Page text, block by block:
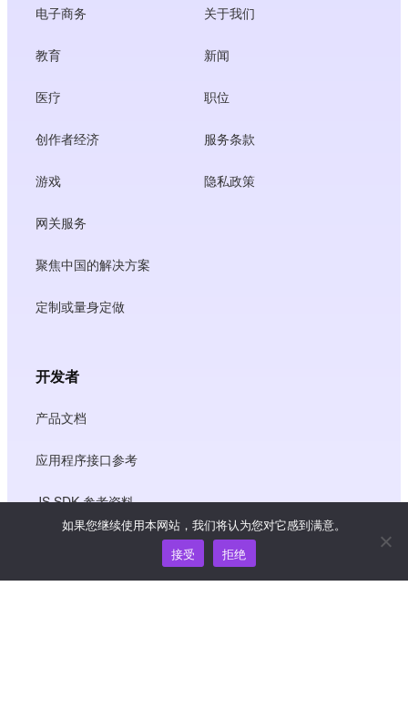
电子商务
教育
医疗
创作者经济
游戏
网关服务
聚焦中国的解决方案
定制或量身定做
关于我们
新闻
职位
服务条款
隐私政策
开发者
产品文档
应用程序接口参考
JS SDK 参考资料
如果您继续使用本网站，我们将认为您对它感到满意。
接受
拒绝